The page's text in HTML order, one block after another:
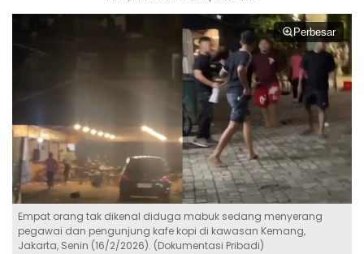
Perbesar
Empat orang tak dikenal diduga mabuk sedang menyerang
pegawai dan pengunjung kafe kopi di kawasan Kemang,
Jakarta, Senin (16/2/2026). (Dokumentasi Pribadi)